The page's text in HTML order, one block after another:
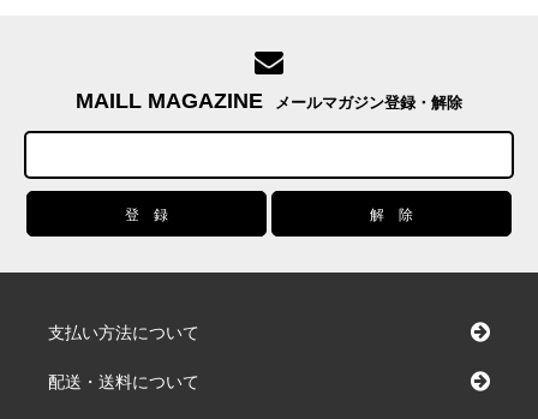
MAILL MAGAZINE メールマガジン登録・解除
支払い方法について
配送・送料について